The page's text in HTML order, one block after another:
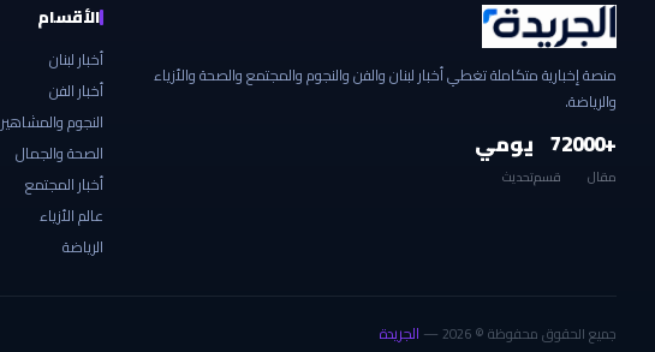
منصة إخبارية متكاملة تغطي أخبار لبنان والفن والنجوم والمجتمع والصحة والأزياء
والرياضة.
+2000
مقال
7
قسم
يومي
تحديث
الأقسام
أخبار لبنان
أخبار الفن
النجوم والمشاهير
الصحة والجمال
أخبار المجتمع
عالم الأزياء
الرياضة
جميع الحقوق محفوظة © 2026 — الجريدة